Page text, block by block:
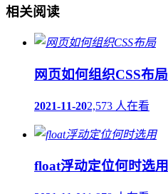
相关阅读
网页如何组织CSS布局
2021-11-202,573 人在看
float浮动定位何时选用